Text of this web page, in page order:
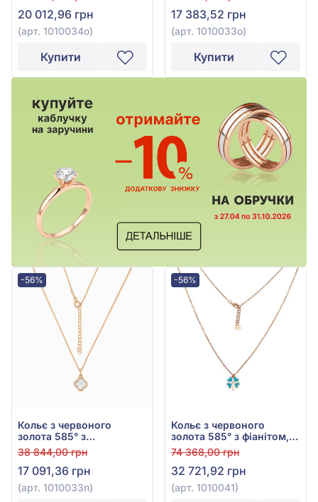
20 012,96 грн
(арт. 1010034о)
Купити
17 383,52 грн
(арт. 1010033о)
Купити
-56%
Кольє з червоного
золота 585° з
перламутром, арт.
1010033п
38 844,00 грн
17 091,36 грн
(арт. 1010033п)
-56%
Кольє з червоного
золота 585° з фіанітом,
кубічним цирконієм,
бірюзою та емаллю, арт.
1010041
74 368,00 грн
32 721,92 грн
(арт. 1010041)